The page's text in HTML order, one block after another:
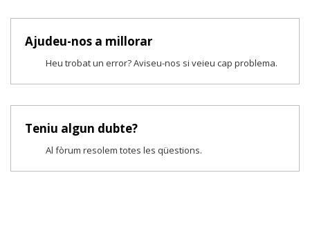
Ajudeu-nos a millorar
Heu trobat un error? Aviseu-nos si veieu cap problema.
Teniu algun dubte?
Al fòrum resolem totes les qüestions.